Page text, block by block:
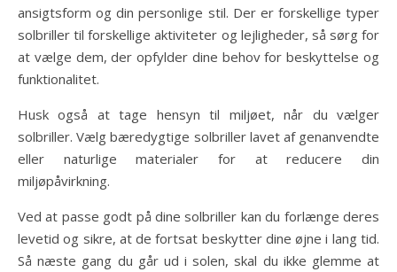
ansigtsform og din personlige stil. Der er forskellige typer
solbriller til forskellige aktiviteter og lejligheder, så sørg for
at vælge dem, der opfylder dine behov for beskyttelse og
funktionalitet.
Husk også at tage hensyn til miljøet, når du vælger
solbriller. Vælg bæredygtige solbriller lavet af genanvendte
eller naturlige materialer for at reducere din
miljøpåvirkning.
Ved at passe godt på dine solbriller kan du forlænge deres
levetid og sikre, at de fortsat beskytter dine øjne i lang tid.
Så næste gang du går ud i solen, skal du ikke glemme at